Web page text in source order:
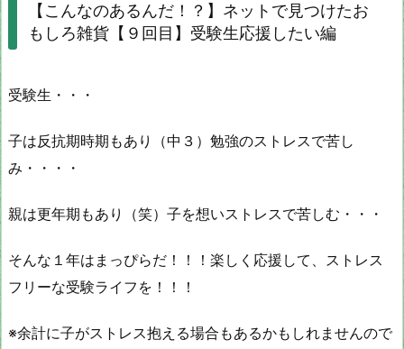
【こんなのあるんだ！？】ネットで見つけたお
もしろ雑貨【９回目】受験生応援したい編
受験生・・・
子は反抗期時期もあり（中３）勉強のストレスで苦し
み・・・・
親は更年期もあり（笑）子を想いストレスで苦しむ・・・
そんな１年はまっぴらだ！！！楽しく応援して、ストレス
フリーな受験ライフを！！！
※余計に子がストレス抱える場合もあるかもしれませんので